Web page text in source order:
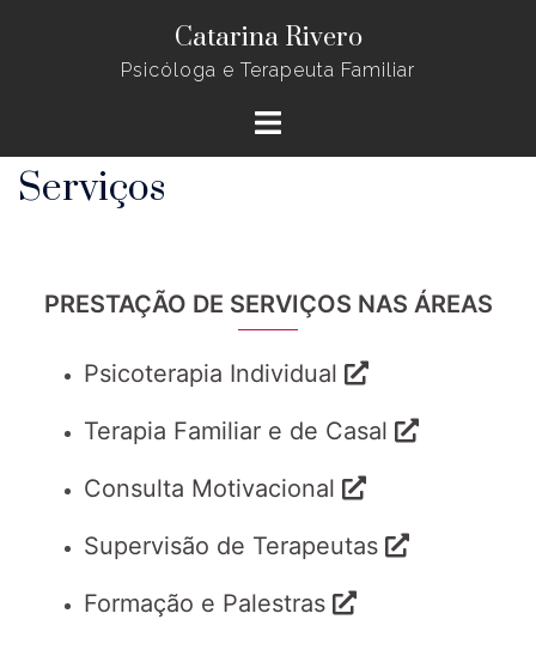
Catarina Rivero
Psicóloga e Terapeuta Familiar
Alternar
Serviços
PRESTAÇÃO DE SERVIÇOS NAS ÁREAS
Psicoterapia Individual
Terapia Familiar e de Casal
Consulta Motivacional
Supervisão de Terapeutas
Formação e Palestras